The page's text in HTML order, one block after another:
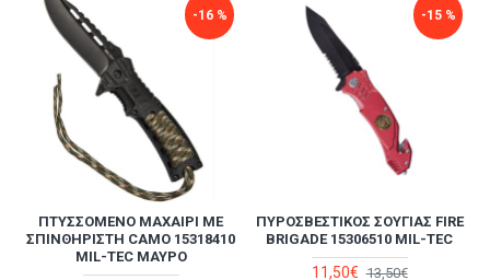
-16 %
ΠΤΥΣΣΌΜΕΝΟ ΜΑΧΑΊΡΙ ΜΕ
ΣΠΙΝΘΗΡΙΣΤΉ CAMO 15318410
MIL-TEC ΜΑΎΡΟ
-15 %
ΠΥΡΟΣΒΕΣΤΙΚΌΣ ΣΟΥΓΙΆΣ FIRE
BRIGADE 15306510 MIL-TEC
11,50€ 13,50€